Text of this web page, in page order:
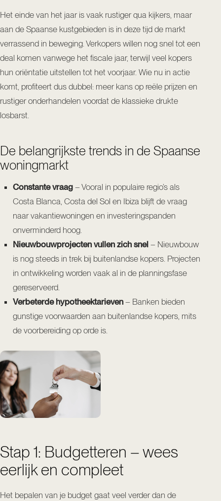
Het einde van het jaar is vaak rustiger qua kijkers, maar
aan de Spaanse kustgebieden is in deze tijd de markt
verrassend in beweging. Verkopers willen nog snel tot een
deal komen vanwege het fiscale jaar, terwijl veel kopers
hun oriëntatie uitstellen tot het voorjaar. Wie nu in actie
komt, profiteert dus dubbel: meer kans op reële prijzen en
rustiger onderhandelen voordat de klassieke drukte
losbarst.
De belangrijkste trends in de Spaanse
woningmarkt
Constante vraag – Vooral in populaire regio’s als
Costa Blanca, Costa del Sol en Ibiza blijft de vraag
naar vakantiewoningen en investeringspanden
onverminderd hoog.
Nieuwbouwprojecten vullen zich snel – Nieuwbouw
is nog steeds in trek bij buitenlandse kopers. Projecten
in ontwikkeling worden vaak al in de planningsfase
gereserveerd.
Verbeterde hypotheektarieven – Banken bieden
gunstige voorwaarden aan buitenlandse kopers, mits
de voorbereiding op orde is.
Stap 1: Budgetteren – wees
eerlijk en compleet
Het bepalen van je budget gaat veel verder dan de